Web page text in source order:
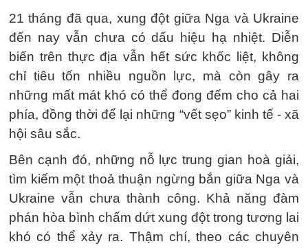
21 tháng đã qua, xung đột giữa Nga và Ukraine
đến nay vẫn chưa có dấu hiệu hạ nhiệt. Diễn
biến trên thực địa vẫn hết sức khốc liệt, không
chỉ tiêu tốn nhiều nguồn lực, mà còn gây ra
những mất mát khó có thể đong đếm cho cả hai
phía, đồng thời để lại những “vết sẹo” kinh tế - xã
hội sâu sắc.
Bên cạnh đó, những nỗ lực trung gian hoà giải,
tìm kiếm một thoả thuận ngừng bắn giữa Nga và
Ukraine vẫn chưa thành công. Khả năng đàm
phán hòa bình chấm dứt xung đột trong tương lai
khó có thể xảy ra. Thậm chí, theo các chuyên